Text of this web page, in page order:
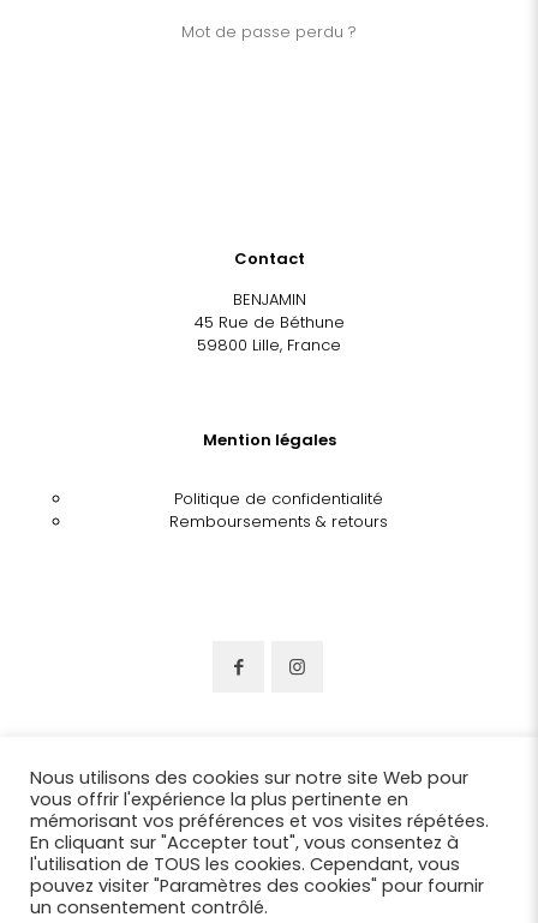
Mot de passe perdu ?
Contact
BENJAMIN
45 Rue de Béthune
59800 Lille, France
Mention légales
Politique de confidentialité
Remboursements & retours
Nous utilisons des cookies sur notre site Web pour
vous offrir l'expérience la plus pertinente en
mémorisant vos préférences et vos visites répétées.
En cliquant sur "Accepter tout", vous consentez à
l'utilisation de TOUS les cookies. Cependant, vous
pouvez visiter "Paramètres des cookies" pour fournir
un consentement contrôlé.